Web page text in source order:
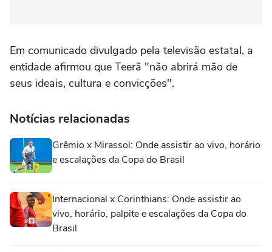
Em comunicado divulgado pela televisão estatal, a
entidade afirmou que Teerã "não abrirá mão de
seus ideais, cultura e convicções".
Notícias relacionadas
Grêmio x Mirassol: Onde assistir ao vivo, horário
e escalações da Copa do Brasil
Internacional x Corinthians: Onde assistir ao
vivo, horário, palpite e escalações da Copa do
Brasil